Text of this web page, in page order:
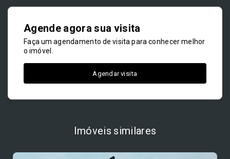
Agende agora sua visita
Faça um agendamento de visita para conhecer melhor
o imóvel.
Agendar visita
Imóveis similares